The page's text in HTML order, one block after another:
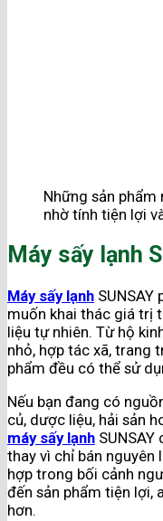
Những sản
nhờ tính tiện lợi
Máy sấy lạnh
Máy sấy lạnh
muốn khai thác giá trị
liệu tự nhiên. Từ hộ
nhỏ, hợp tác xã, trang
phẩm đều có thể sử
Nếu bạn đang có
củ, dược liệu, hải sản
máy sấy lạnh
thay vì chỉ bán
hợp trong bối cảnh
đến sản phẩm tiện lợi,
hơn.